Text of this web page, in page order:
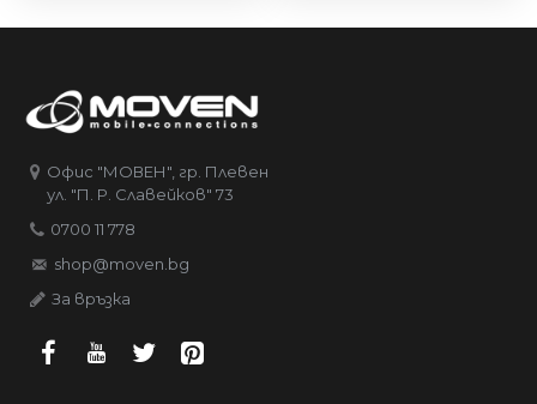
Офис "МОВЕН", гр. Плевен
ул. "П. Р. Славейков" 73
0700 11 778
shop@moven.bg
За връзка